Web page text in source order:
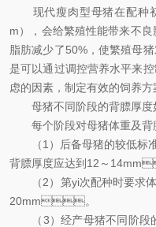
现代瘦肉型母猪在配种初
m），会给繁殖性能带来不
脂肪减少了50%，使繁殖母
是可以通过调控营养水平来控
虑的因素，制定有效的饲养
母猪不同阶段的背膘厚度如
每个阶段对母猪体重及背膘
（1）后备母猪的较低标准
背膘厚度应达到12～
（2）第yi次配种时要求体重
20mm。
（3）经产母猪不同阶段的